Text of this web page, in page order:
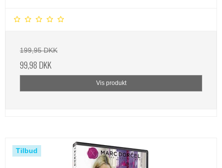
199,95 DKK
99,98 DKK
Vis produkt
Tilbud